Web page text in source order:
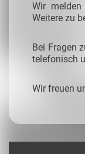
Wir
Weitere zu
Bei Fragen
telefonisch
Wir freuen